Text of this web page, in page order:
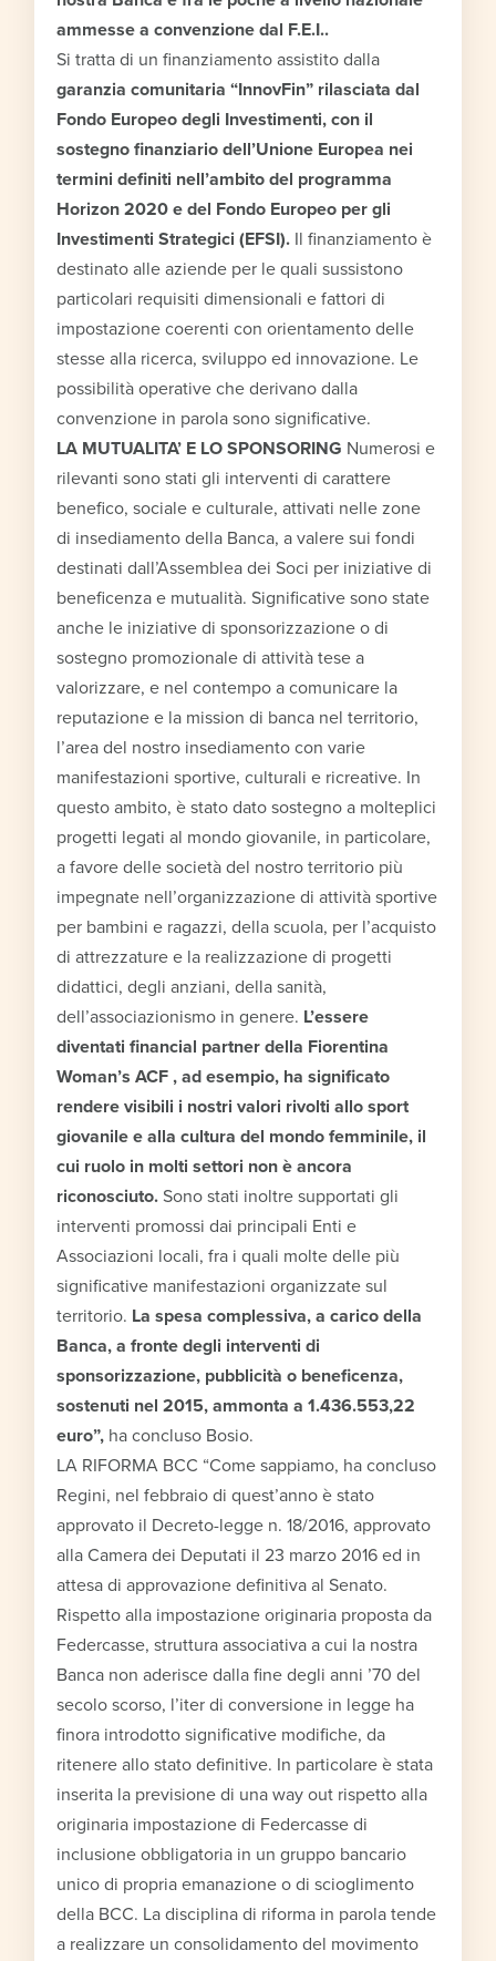
ammesse a convenzione dal F.E.I..
Si tratta di un finanziamento assistito dalla
garanzia comunitaria “InnovFin” rilasciata dal
Fondo Europeo degli Investimenti, con il
sostegno finanziario dell’Unione Europea nei
termini definiti nell’ambito del programma
Horizon 2020 e del Fondo Europeo per gli
Investimenti Strategici (EFSI). Il finanziamento è
destinato alle aziende per le quali sussistono
particolari requisiti dimensionali e fattori di
impostazione coerenti con orientamento delle
stesse alla ricerca, sviluppo ed innovazione. Le
possibilità operative che derivano dalla
convenzione in parola sono significative.
LA MUTUALITA’ E LO SPONSORING Numerosi e
rilevanti sono stati gli interventi di carattere
benefico, sociale e culturale, attivati nelle zone
di insediamento della Banca, a valere sui fondi
destinati dall’Assemblea dei Soci per iniziative di
beneficenza e mutualità. Significative sono state
anche le iniziative di sponsorizzazione o di
sostegno promozionale di attività tese a
valorizzare, e nel contempo a comunicare la
reputazione e la mission di banca nel territorio,
l’area del nostro insediamento con varie
manifestazioni sportive, culturali e ricreative. In
questo ambito, è stato dato sostegno a molteplici
progetti legati al mondo giovanile, in particolare,
a favore delle società del nostro territorio più
impegnate nell’organizzazione di attività sportive
per bambini e ragazzi, della scuola, per l’acquisto
di attrezzature e la realizzazione di progetti
didattici, degli anziani, della sanità,
dell’associazionismo in genere. L’essere
diventati financial partner della Fiorentina
Woman’s ACF , ad esempio, ha significato
rendere visibili i nostri valori rivolti allo sport
giovanile e alla cultura del mondo femminile, il
cui ruolo in molti settori non è ancora
riconosciuto. Sono stati inoltre supportati gli
interventi promossi dai principali Enti e
Associazioni locali, fra i quali molte delle più
significative manifestazioni organizzate sul
territorio. La spesa complessiva, a carico della
Banca, a fronte degli interventi di
sponsorizzazione, pubblicità o beneficenza,
sostenuti nel 2015, ammonta a 1.436.553,22
euro”, ha concluso Bosio.
LA RIFORMA BCC “Come sappiamo, ha concluso
Regini, nel febbraio di quest’anno è stato
approvato il Decreto-legge n. 18/2016, approvato
alla Camera dei Deputati il 23 marzo 2016 ed in
attesa di approvazione definitiva al Senato.
Rispetto alla impostazione originaria proposta da
Federcasse, struttura associativa a cui la nostra
Banca non aderisce dalla fine degli anni ’70 del
secolo scorso, l’iter di conversione in legge ha
finora introdotto significative modifiche, da
ritenere allo stato definitive. In particolare è stata
inserita la previsione di una way out rispetto alla
originaria impostazione di Federcasse di
inclusione obbligatoria in un gruppo bancario
unico di propria emanazione o di scioglimento
della BCC. La disciplina di riforma in parola tende
a realizzare un consolidamento del movimento